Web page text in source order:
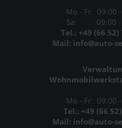
Mo - Fr: 09:00
Sa: 09:00 -
Tel.: +49 (66 52)
Mail: info@auto-
Mo - Fr: 09:00
Tel.: +49 (66
Mail: info@auto-